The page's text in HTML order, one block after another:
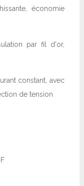
économie
par fil d'or,
constant, avec
de tension